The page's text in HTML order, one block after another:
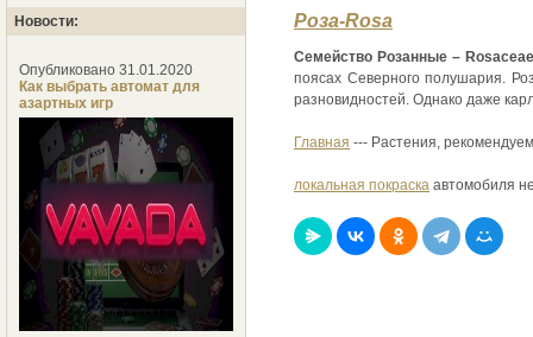
Новости:
Опубликовано 31.01.2020
Как выбрать автомат для
азартных игр
Роза-Rosa
Семейство Розанные –
поясах Северного полушария.
разновидностей. Однако даже
Главная --- Растения,
локальная покраска автомобиля